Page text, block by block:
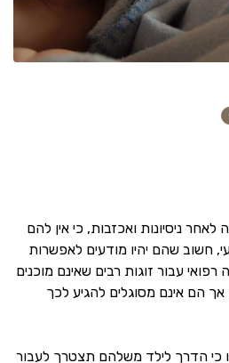
ניסיונות ואכזבות, כי אין להם
חשוב שהם יהיו מודעים לאפשרות
עבור זוגות רבים שאינם מוכנים
אך הם אינם מסוגלים להגיע לכך
כי הדרך לילד משלהם תצטרך לעבור